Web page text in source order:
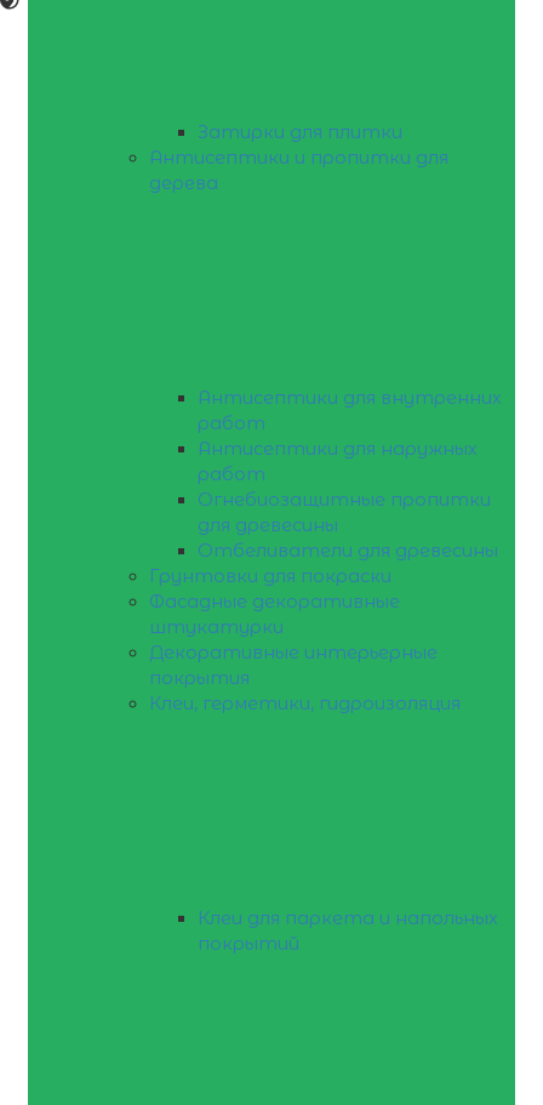
Затирки для плитки
Антисептики и пропитки для
дерева
Антисептики для внутренних
работ
Антисептики для наружных
работ
Огнебиозащитные пропитки
для древесины
Отбеливатели для древесины
Грунтовки для покраски
Фасадные декоративные
штукатурки
Декоративные интерьерные
покрытия
Клеи, герметики, гидроизоляция
Клеи для паркета и напольных
покрытий